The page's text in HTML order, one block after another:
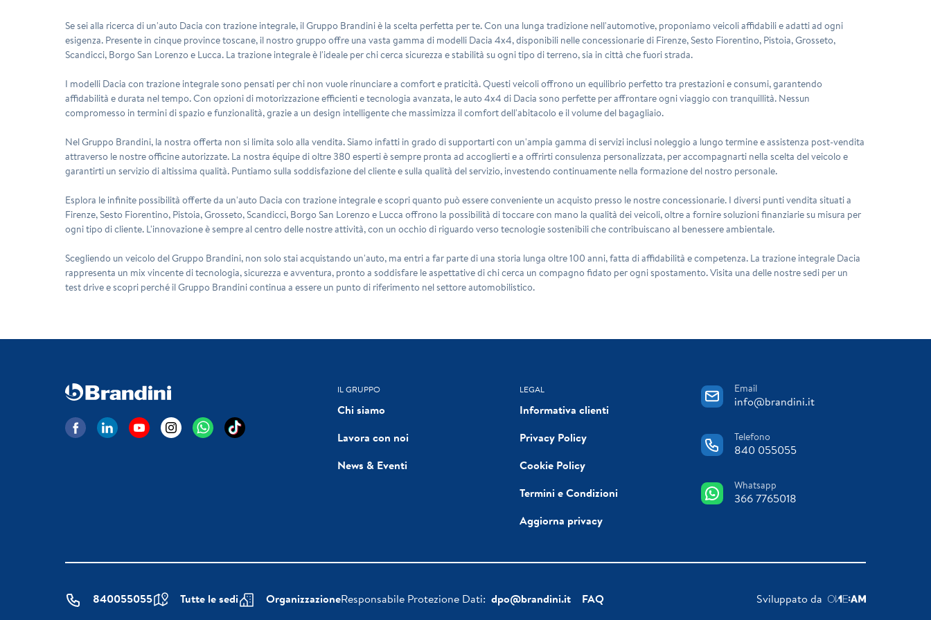
Se sei alla ricerca di un'auto Dacia con trazione integrale, il Gruppo Brandini è la scelta perfetta per te. Con una lunga tradizione nell'automotive, proponiamo veicoli affidabili e adatti ad ogni
esigenza. Presente in cinque province toscane, il nostro gruppo offre una vasta gamma di modelli Dacia 4x4, disponibili nelle concessionarie di Firenze, Sesto Fiorentino, Pistoia, Grosseto,
Scandicci, Borgo San Lorenzo e Lucca. La trazione integrale è l'ideale per chi cerca sicurezza e stabilità su ogni tipo di terreno, sia in città che fuori strada.
I modelli Dacia con trazione integrale sono pensati per chi non vuole rinunciare a comfort e praticità. Questi veicoli offrono un equilibrio perfetto tra prestazioni e consumi, garantendo
affidabilità e durata nel tempo. Con opzioni di motorizzazione efficienti e tecnologia avanzata, le auto 4x4 di Dacia sono perfette per affrontare ogni viaggio con tranquillità. Nessun
compromesso in termini di spazio e funzionalità, grazie a un design intelligente che massimizza il comfort dell'abitacolo e il volume del bagagliaio.
Nel Gruppo Brandini, la nostra offerta non si limita solo alla vendita. Siamo infatti in grado di supportarti con un'ampia gamma di servizi inclusi noleggio a lungo termine e assistenza post-vendita
attraverso le nostre officine autorizzate. La nostra équipe di oltre 380 esperti è sempre pronta ad accoglierti e a offrirti consulenza personalizzata, per accompagnarti nella scelta del veicolo e
garantirti un servizio di altissima qualità. Puntiamo sulla soddisfazione del cliente e sulla qualità del servizio, investendo continuamente nella formazione del nostro personale.
Esplora le infinite possibilità offerte da un'auto Dacia con trazione integrale e scopri quanto può essere conveniente un acquisto presso le nostre concessionarie. I diversi punti vendita situati a
Firenze, Sesto Fiorentino, Pistoia, Grosseto, Scandicci, Borgo San Lorenzo e Lucca offrono la possibilità di toccare con mano la qualità dei veicoli, oltre a fornire soluzioni finanziarie su misura per
ogni tipo di cliente. L'innovazione è sempre al centro delle nostre attività, con un occhio di riguardo verso tecnologie sostenibili che contribuiscano al benessere ambientale.
Scegliendo un veicolo del Gruppo Brandini, non solo stai acquistando un'auto, ma entri a far parte di una storia lunga oltre 100 anni, fatta di affidabilità e competenza. La trazione integrale Dacia
rappresenta un mix vincente di tecnologia, sicurezza e avventura, pronto a soddisfare le aspettative di chi cerca un compagno fidato per ogni spostamento. Visita una delle nostre sedi per un
test drive e scopri perché il Gruppo Brandini continua a essere un punto di riferimento nel settore automobilistico.
IL GRUPPO
Chi siamo
Lavora con noi
News & Eventi
LEGAL
Informativa clienti
Privacy Policy
Cookie Policy
Termini e Condizioni
Aggiorna privacy
Email
info@brandini.it
Telefono
840 055055
Whatsapp
366 7765018
840055055 Tutte le sedi OrganizzazioneResponsabile Protezione Dati: dpo@brandini.it FAQ Sviluppato da